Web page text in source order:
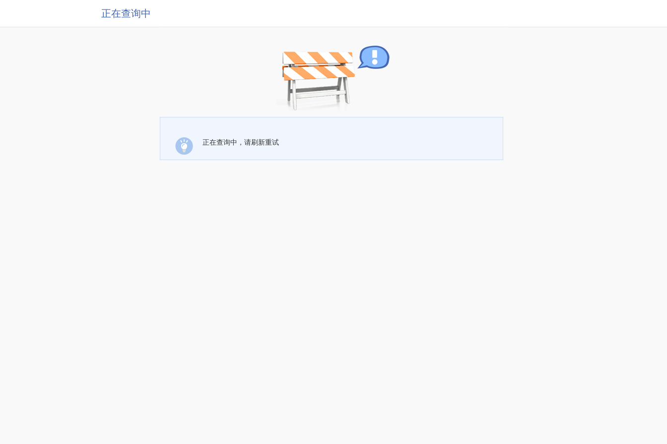
正在查询中
正在查询中，请刷新重试